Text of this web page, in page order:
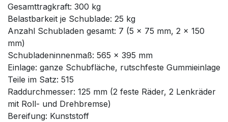
Gesamttragkraft: 300 kg
Belastbarkeit je Schublade: 25 kg
Anzahl Schubladen gesamt: 7 (5 x 75 mm, 2 x 150
mm)
Schubladeninnenmaß: 565 x 395 mm
Einlage: ganze Schubfläche, rutschfeste Gummieinlage
Teile im Satz: 515
Raddurchmesser: 125 mm (2 feste Räder, 2 Lenkräder
mit Roll- und Drehbremse)
Bereifung: Kunststoff